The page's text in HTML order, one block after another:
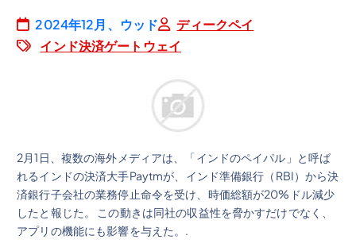
2024年12月、ウッド
ディークペイ
インド決済ゲートウェイ
2月1日、複数の海外メディアは、「インドのペイパル」と呼ば
れるインドの決済大手Paytmが、インド準備銀行（RBI）から決
済銀行子会社の業務停止命令を受け、時価総額が20%ドル減少
したと報じた。 この動きは同社の収益性を脅かすだけでなく、
アプリの機能にも影響を与えた。.